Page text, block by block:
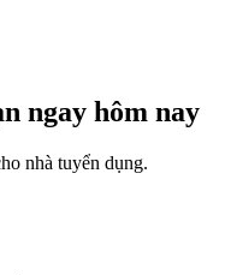
ngay hôm nay
nhà tuyển dụng.